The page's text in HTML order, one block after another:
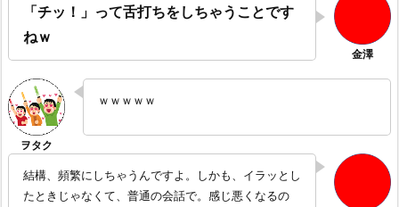
「チッ！」って舌打ちをしちゃうことです
ねｗ
ｗｗｗｗｗ
結構、頻繁にしちゃうんですよ。しかも、イラッとし
たときじゃなくて、普通の会話で。感じ悪くなるの